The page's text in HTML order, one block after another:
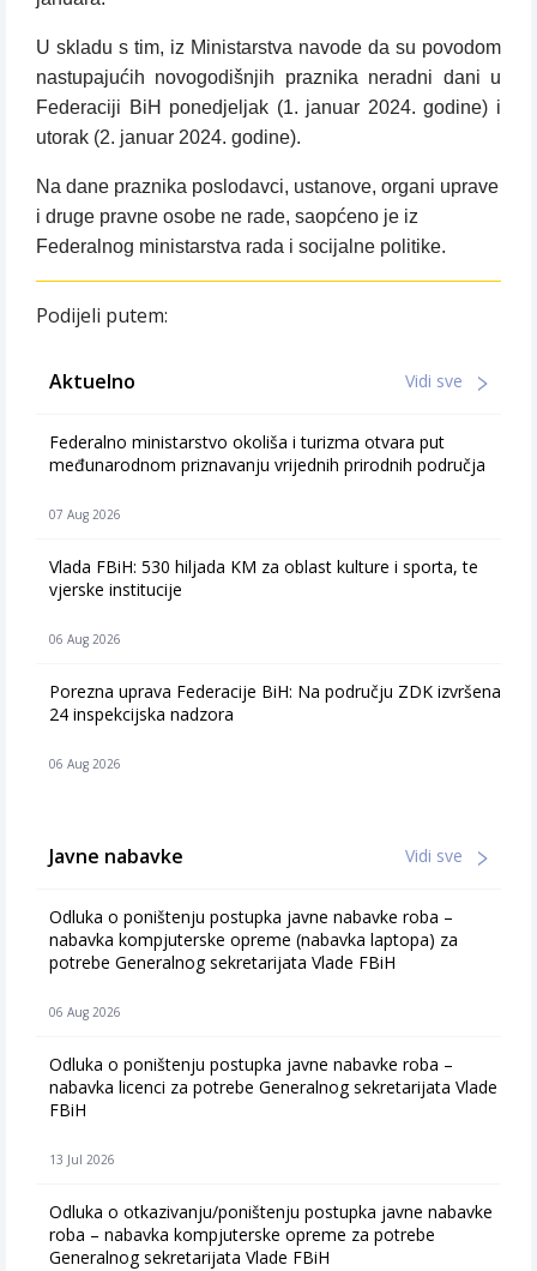
U skladu s tim, iz Ministarstva navode da su povodom
nastupajućih novogodišnjih praznika neradni dani u
Federaciji BiH ponedjeljak (1. januar 2024. godine) i
utorak (2. januar 2024. godine).
Na dane praznika poslodavci, ustanove, organi uprave
i druge pravne osobe ne rade, saopćeno je iz
Federalnog ministarstva rada i socijalne politike.
Podijeli putem:
Aktuelno Vidi sve
Federalno ministarstvo okoliša i turizma otvara put
međunarodnom priznavanju vrijednih prirodnih područja
07 Aug 2026
Vlada FBiH: 530 hiljada KM za oblast kulture i sporta, te
vjerske institucije
06 Aug 2026
Porezna uprava Federacije BiH: Na području ZDK izvršena
24 inspekcijska nadzora
06 Aug 2026
Javne nabavke Vidi sve
Odluka o poništenju postupka javne nabavke roba –
nabavka kompjuterske opreme (nabavka laptopa) za
potrebe Generalnog sekretarijata Vlade FBiH
06 Aug 2026
Odluka o poništenju postupka javne nabavke roba –
nabavka licenci za potrebe Generalnog sekretarijata Vlade
FBiH
13 Jul 2026
Odluka o otkazivanju/poništenju postupka javne nabavke
roba – nabavka kompjuterske opreme za potrebe
Generalnog sekretarijata Vlade FBiH